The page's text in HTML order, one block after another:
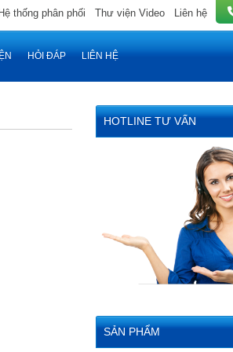
Liên hệ
Thư viện Video
Hệ thống phân phối
HỎI ĐÁP LIÊN HỆ
HOTLINE TƯ VẤN
SẢN PHẨM